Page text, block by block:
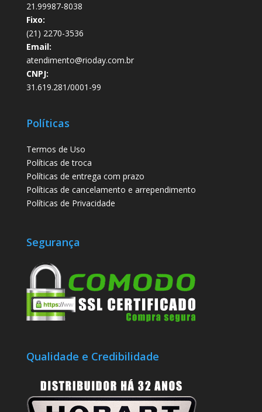
21.99987-8038
Fixo:
(21) 2270-3536
Email:
atendimento@rioday.com.br
CNPJ:
31.619.281/0001-99
Políticas
Termos de Uso
Políticas de troca
Políticas de entrega com prazo
Políticas de cancelamento e arrependimento
Políticas de Privacidade
Segurança
Qualidade e Credibilidade